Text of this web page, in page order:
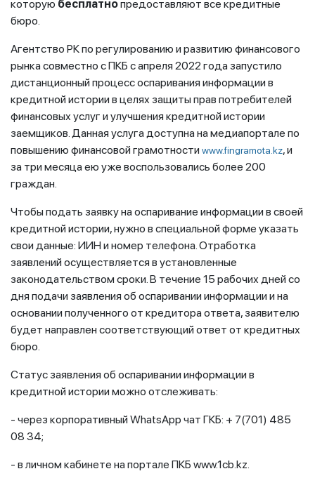
которую бесплатнопредоставляют все кредитные
бюро.
Агентство РК по регулированию и развитию финансового
рынка совместно с ПКБ с апреля 2022 года запустило
дистанционный процесс оспаривания информации в
кредитной истории в целях защиты прав потребителей
финансовых услуг и улучшения кредитной истории
заемщиков. Данная услуга доступна на медиапортале по
повышению финансовой грамотности www.fingramota.kz, и
за три месяца ею уже воспользовались более 200
граждан.
Чтобы подать заявку на оспаривание информации в своей
кредитной истории, нужно в специальной форме указать
свои данные: ИИН и номер телефона. Отработка
заявлений осуществляется в установленные
законодательством сроки. В течение 15 рабочих дней со
дня подачи заявления об оспаривании информации и на
основании полученного от кредитора ответа, заявителю
будет направлен соответствующий ответ от кредитных
бюро.
Статус заявления об оспаривании информации в
кредитной истории можно отслеживать:
- через корпоративный WhatsApp чат ГКБ: + 7(701) 485
08 34;
- в личном кабинете на портале ПКБ www.1cb.kz.